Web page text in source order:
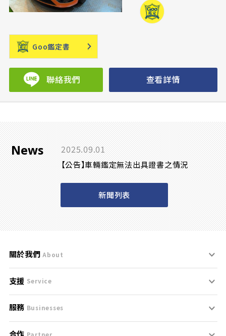
Goo鑑定書
聯絡我們 查看詳情
News 2025.09.01
【公告】車輛鑑定無法出具證書之情況
新聞列表
關於我們 About
刊登規範
服務條款
支援 Service
支援中心
服務 Businesses
合作